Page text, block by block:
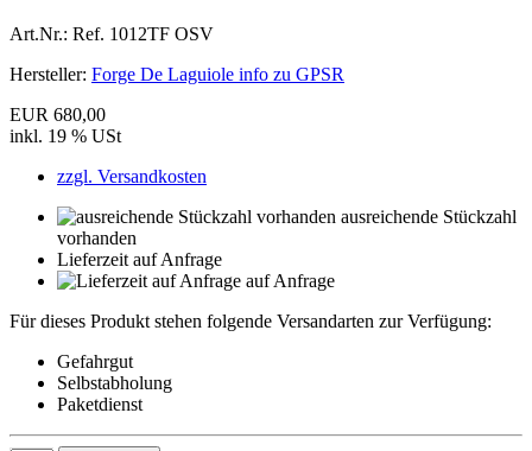
Art.Nr.: Ref. 1012TF OSV
Hersteller: Forge De Laguiole info zu GPSR
EUR 680,00
inkl. 19 % USt
zzgl. Versandkosten
ausreichende Stückzahl
vorhanden
Lieferzeit auf Anfrage
auf Anfrage
Für dieses Produkt stehen folgende Versandarten zur Verfügung:
Gefahrgut
Selbstabholung
Paketdienst